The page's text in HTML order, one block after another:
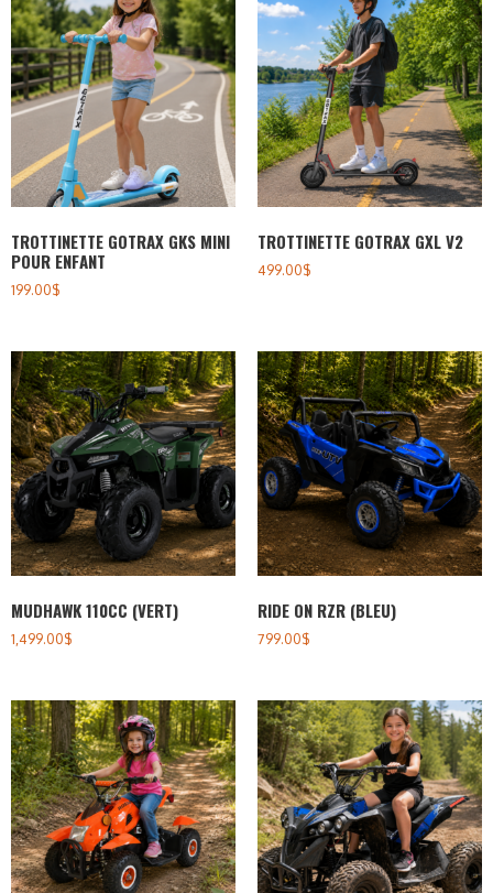
TROTTINETTE GOTRAX GKS MINI
POUR ENFANT
199.00$
TROTTINETTE GOTRAX GXL V2
499.00$
MUDHAWK 110CC (VERT)
1,499.00$
RIDE ON RZR (BLEU)
799.00$